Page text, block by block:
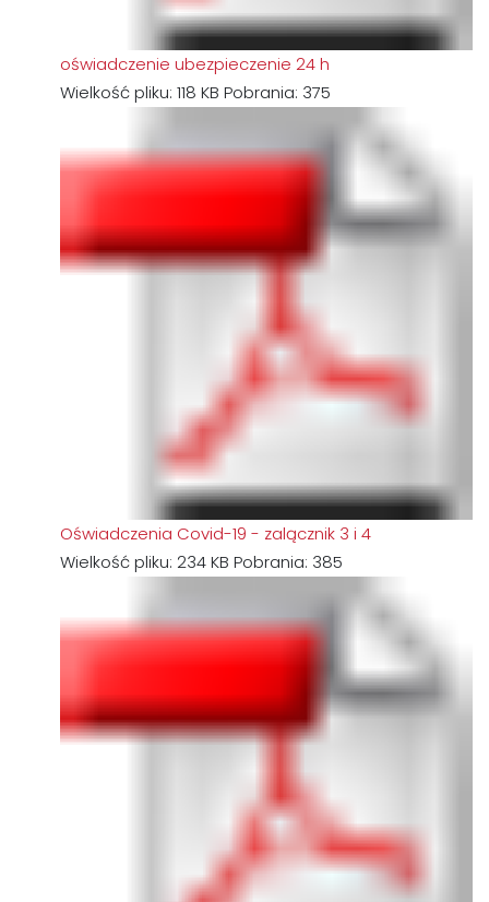
oświadczenie ubezpieczenie 24 h
Wielkość pliku: 118 KB Pobrania: 375
Oświadczenia Covid-19 - zalącznik 3 i 4
Wielkość pliku: 234 KB Pobrania: 385